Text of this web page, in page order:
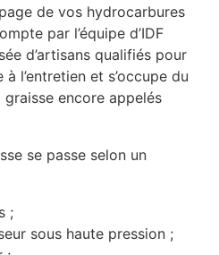
de vos hydrocarbures
par l’équipe d’IDF
d’artisans qualifiés pour
l’entretien et s’occupe du
encore appelés
se passe selon un
;
sous haute pression ;